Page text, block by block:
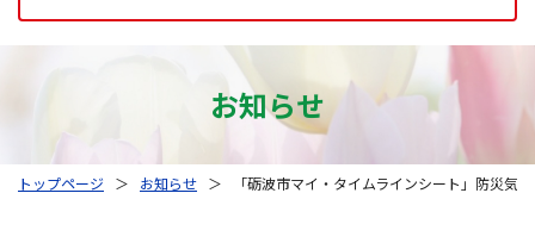
お知らせ
トップページ ＞ お知らせ ＞ 「砺波市マイ・タイムラインシート」防災気